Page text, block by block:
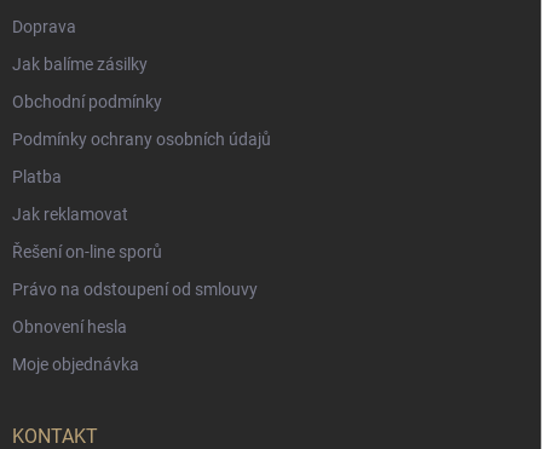
Doprava
Jak balíme zásilky
Obchodní podmínky
Podmínky ochrany osobních údajů
Platba
Jak reklamovat
Řešení on-line sporů
Právo na odstoupení od smlouvy
Obnovení hesla
Moje objednávka
KONTAKT